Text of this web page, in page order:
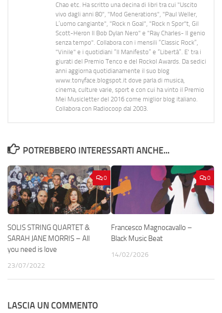
Chao etc. Ha scritto una decina di libri tra cui "Uscito
vivo dagli anni 80", "Mod Generations", "Paul Weller,
L’uomo cangiante", "Rock n Goal", "Rock n Spor"t, Gil
Scott-Heron Il Bob Dylan Nero" e "Ray Charles- Il genio
senza tempo". Collabora con i mensili “Classic Rock”,
"Vinile" e i quotidiani “Il Manifesto” e “Libertà”. E' tra i
giurati del Premio Tenco e del Rockol Awards. Da sedici
anni aggiorna quotidianamente il suo blog
www.tonyface.blogspot.it dove parla di musica,
cinema, culture varie, sport e con cui ha vinto il Premio
Mei Musicletter del 2016 come miglior blog italiano.
Collabora con Radiocoop dal 2003.
POTREBBERO INTERESSARTI ANCHE...
0
SOLIS STRING QUARTET &
SARAH JANE MORRIS – All
you need is love
23/07/2022
0
Francesco Magnocavallo –
Black Music Beat
14/02/2026
LASCIA UN COMMENTO